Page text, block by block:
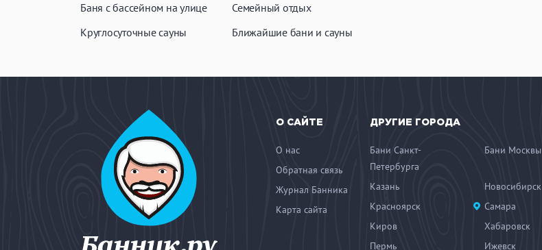
Баня с бассейном на улице
Круглосуточные сауны
Семейный отдых
Ближайшие бани и сауны
О САЙТЕ
О нас
Обратная связь
Журнал Банника
Карта сайта
ДРУГИЕ ГОРОДА
Бани Санкт-
Петербурга
Бани Москвы
Казань Новосибирск
Красноярск
Самара
Киров
Хабаровск
Пермь
Ижевск